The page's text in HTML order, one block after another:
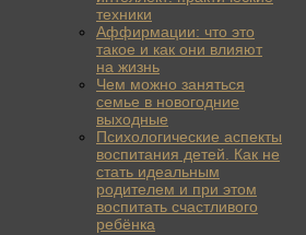
техники
Аффирмации: что это
такое и как они влияют
на жизнь
Чем можно заняться
семье в новогодние
выходные
Психологические аспекты
воспитания детей. Как не
стать идеальным
родителем и при этом
воспитать счастливого
ребёнка